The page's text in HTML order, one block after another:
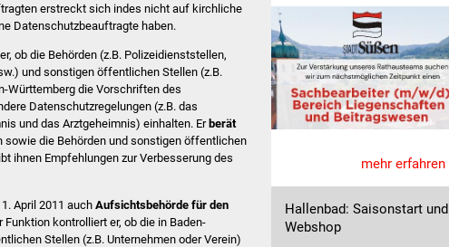
erstreckt sich indes nicht auf kirchliche
Datenschutzbeauftragte haben.
ob die Behörden (z.B. Polizeidienststellen,
und sonstigen öffentlichen Stellen (z.B.
Württemberg die Vorschriften des
Datenschutzregelungen (z.B. das
und das Arztgeheimnis) einhalten. Er berät
sowie die Behörden und sonstigen öffentlichen
ihnen Empfehlungen zur Verbesserung des
April 2011 auch Aufsichtsbehörde für den
Funktion kontrolliert er, ob die in Baden-
Stellen (z.B. Unternehmen oder Verein)
mehr erfahren
Hallenbad: Saisonstart und
Webshop